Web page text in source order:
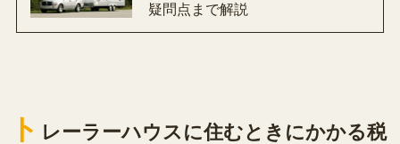
疑問点まで解説
ト レーラーハウスに住むときにかかる税